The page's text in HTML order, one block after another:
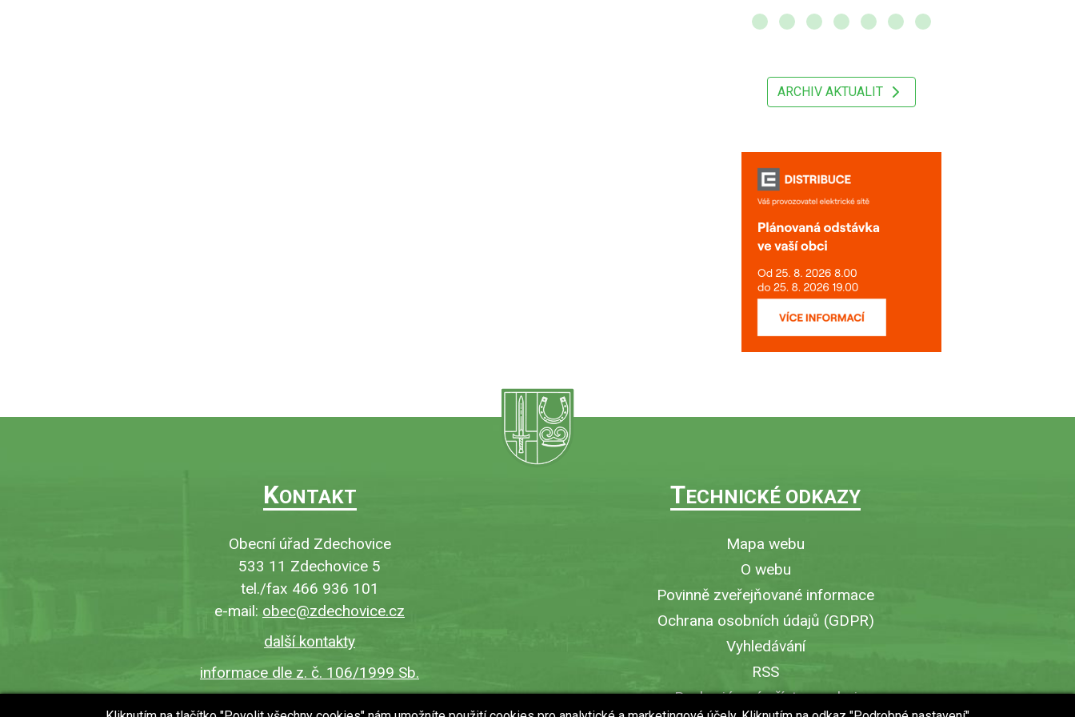
ARCHIV AKTUALIT
KONTAKT
Obecní úřad Zdechovice
533 11 Zdechovice 5
tel./fax 466 936 101
e-mail: obec@zdechovice.cz
další kontakty
informace dle z. č. 106/1999 Sb.
TECHNICKÉ ODKAZY
Mapa webu
O webu
Povinně zveřejňované informace
Ochrana osobních údajů (GDPR)
Vyhledávání
RSS
Bezbariérový přístup v obci